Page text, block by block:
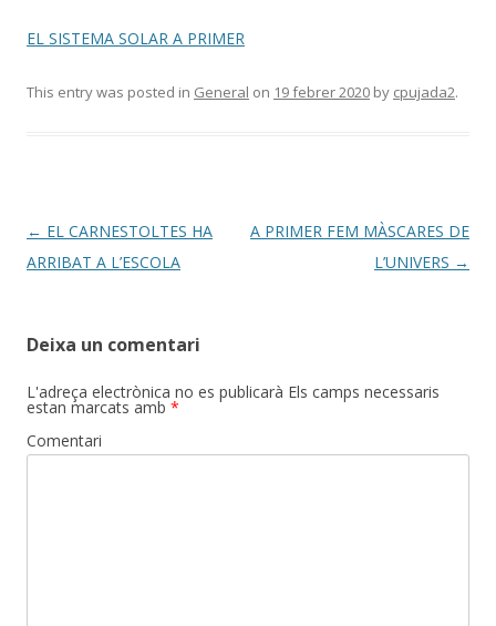
EL SISTEMA SOLAR A PRIMER
This entry was posted in General on 19 febrer 2020 by cpujada2.
Post
navigation
← EL CARNESTOLTES HA
ARRIBAT A L’ESCOLA
A PRIMER FEM MÀSCARES DE
L’UNIVERS →
Deixa un comentari
L'adreça electrònica no es publicarà Els camps necessaris
estan marcats amb *
Comentari